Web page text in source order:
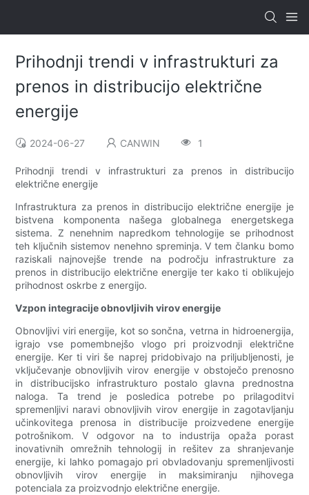
Prihodnji trendi v infrastrukturi za
prenos in distribucijo električne
energije
2024-06-27 CANWIN 1
Prihodnji trendi v infrastrukturi za prenos in distribucijo
električne energije
Infrastruktura za prenos in distribucijo električne energije je
bistvena komponenta našega globalnega energetskega
sistema. Z nenehnim napredkom tehnologije se prihodnost
teh ključnih sistemov nenehno spreminja. V tem članku bomo
raziskali najnovejše trende na področju infrastrukture za
prenos in distribucijo električne energije ter kako ti oblikujejo
prihodnost oskrbe z energijo.
Vzpon integracije obnovljivih virov energije
Obnovljivi viri energije, kot so sončna, vetrna in hidroenergija,
igrajo vse pomembnejšo vlogo pri proizvodnji električne
energije. Ker ti viri še naprej pridobivajo na priljubljenosti, je
vključevanje obnovljivih virov energije v obstoječo prenosno
in distribucijsko infrastrukturo postalo glavna prednostna
naloga. Ta trend je posledica potrebe po prilagoditvi
spremenljivi naravi obnovljivih virov energije in zagotavljanju
učinkovitega prenosa in distribucije proizvedene energije
potrošnikom. V odgovor na to industrija opaža porast
inovativnih omrežnih tehnologij in rešitev za shranjevanje
energije, ki lahko pomagajo pri obvladovanju spremenljivosti
obnovljivih virov energije in maksimiranju njihovega
potenciala za proizvodnjo električne energije.